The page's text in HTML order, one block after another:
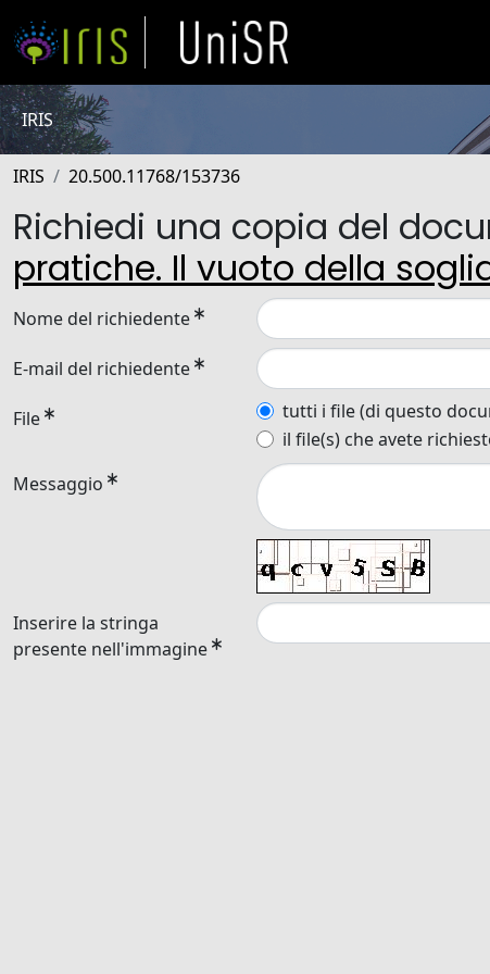
IRIS
IRIS 20.500.11768/153736
Richiedi una copia del
pratiche. Il vuoto della
Nome del richiedente
E-mail del richiedente
File
tutti i file (di questo
il file(s) che avete
Messaggio
Inserire la stringa
presente nell'immagine